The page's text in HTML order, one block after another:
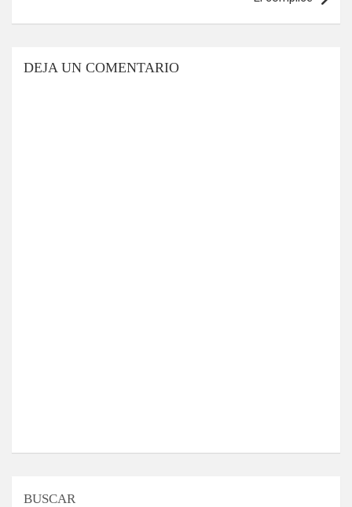
DEJA UN COMENTARIO
BUSCAR